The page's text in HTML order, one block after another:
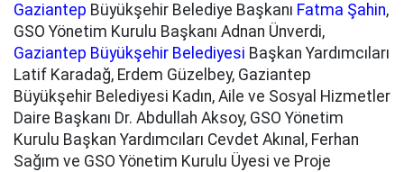
Gaziantep Büyükşehir Belediye Başkanı Fatma Şahin,
GSO Yönetim Kurulu Başkanı Adnan Ünverdi,
Gaziantep Büyükşehir Belediyesi Başkan Yardımcıları
Latif Karadağ, Erdem Güzelbey, Gaziantep
Büyükşehir Belediyesi Kadın, Aile ve Sosyal Hizmetler
Daire Başkanı Dr. Abdullah Aksoy, GSO Yönetim
Kurulu Başkan Yardımcıları Cevdet Akınal, Ferhan
Sağım ve GSO Yönetim Kurulu Üyesi ve Proje